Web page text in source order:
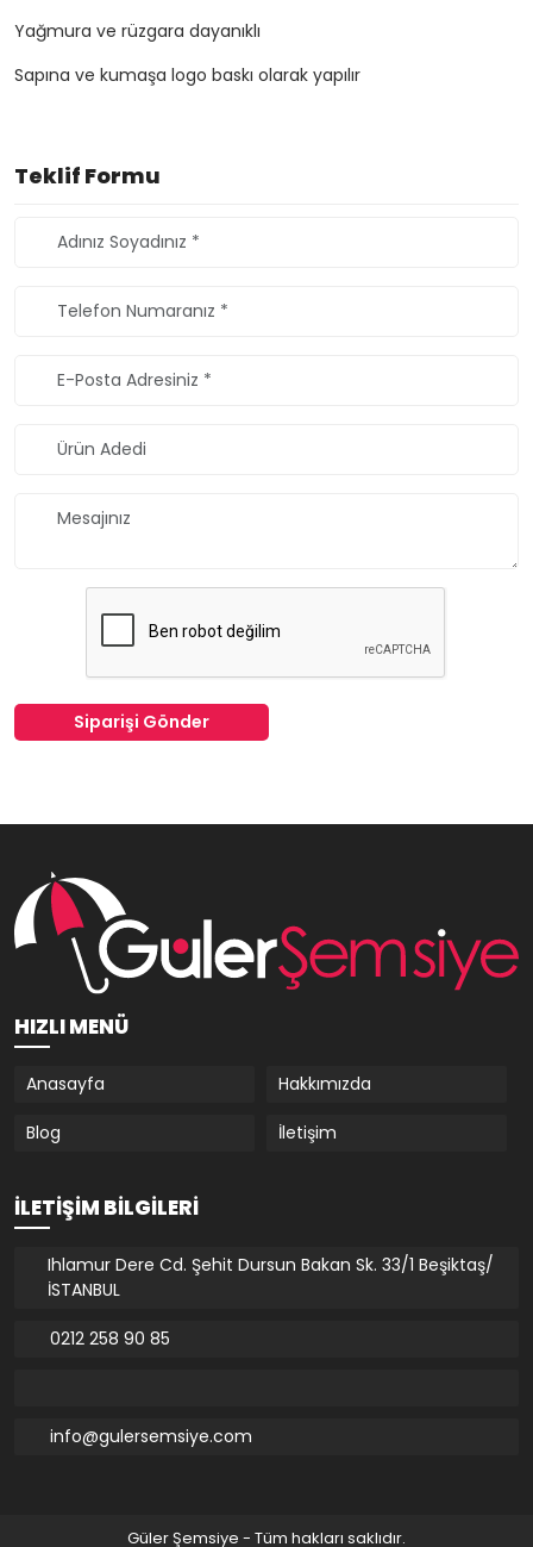
Yağmura ve rüzgara dayanıklı
Sapına ve kumaşa logo baskı olarak yapılır
Teklif Formu
Siparişi Gönder
HIZLI MENÜ
Anasayfa Hakkımızda
Blog İletişim
İLETIŞIM BILGILERI
Ihlamur Dere Cd. Şehit Dursun Bakan Sk. 33/1 Beşiktaş/
İSTANBUL
0212 258 90 85
info@gulersemsiye.com
Güler Şemsiye - Tüm hakları saklıdır.